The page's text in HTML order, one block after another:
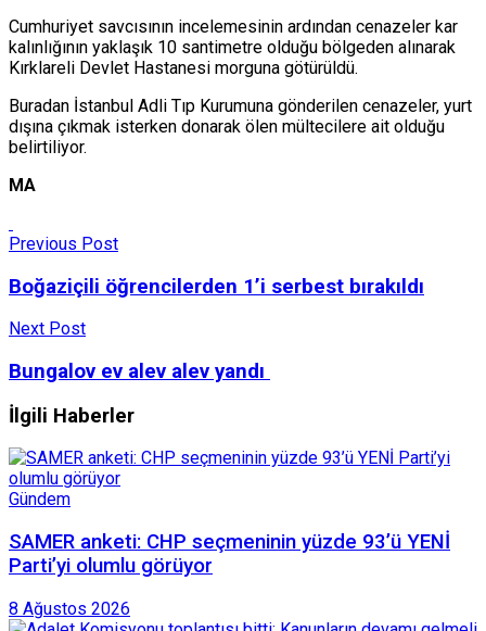
Cumhuriyet savcısının incelemesinin ardından cenazeler kar
kalınlığının yaklaşık 10 santimetre olduğu bölgeden alınarak
Kırklareli Devlet Hastanesi morguna götürüldü.
Buradan İstanbul Adli Tıp Kurumuna gönderilen cenazeler, yurt
dışına çıkmak isterken donarak ölen mültecilere ait olduğu
belirtiliyor.
MA
Previous Post
Boğaziçili öğrencilerden 1’i serbest bırakıldı
Next Post
Bungalov ev alev alev yandı
İlgili Haberler
Gündem
SAMER anketi: CHP seçmeninin yüzde 93’ü YENİ
Parti’yi olumlu görüyor
8 Ağustos 2026